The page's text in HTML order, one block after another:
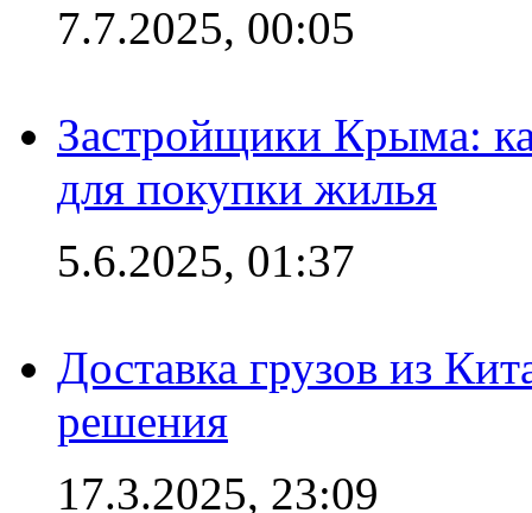
7.7.2025, 00:05
Застройщики Крыма:
для покупки жилья
5.6.2025, 01:37
Доставка грузов из
решения
17.3.2025, 23:09